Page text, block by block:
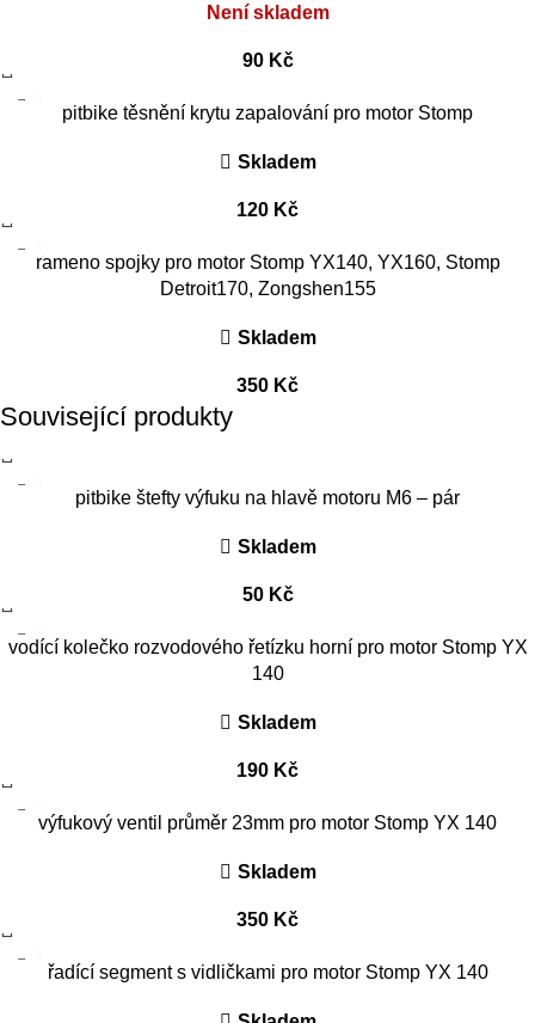
Není skladem
90 Kč
pitbike těsnění krytu zapalování pro motor Stomp
Skladem
120 Kč
rameno spojky pro motor Stomp YX140, YX160, Stomp
Detroit170, Zongshen155
Skladem
350 Kč
Související produkty
pitbike štefty výfuku na hlavě motoru M6 – pár
Skladem
50 Kč
vodící kolečko rozvodového řetízku horní pro motor Stomp YX
140
Skladem
190 Kč
výfukový ventil průměr 23mm pro motor Stomp YX 140
Skladem
350 Kč
řadící segment s vidličkami pro motor Stomp YX 140